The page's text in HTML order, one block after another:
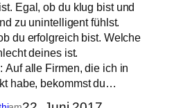
Egal, ob du klug bist und
zu unintelligent fühlst.
du erfolgreich bist. Welche
deines ist.
Auf alle Firmen, die ich in
habe, bekommst du…